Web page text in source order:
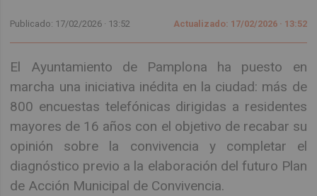
Publicado: 17/02/2026 · 13:52 Actualizado: 17/02/2026 · 13:52
El Ayuntamiento de Pamplona ha puesto en
marcha una iniciativa inédita en la ciudad: más de
800 encuestas telefónicas dirigidas a residentes
mayores de 16 años con el objetivo de recabar su
opinión sobre la convivencia y completar el
diagnóstico previo a la elaboración del futuro Plan
de Acción Municipal de Convivencia.